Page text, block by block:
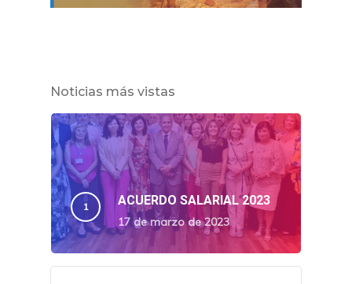
Noticias más vistas
ACUERDO SALARIAL 2023
17 de marzo de 2023